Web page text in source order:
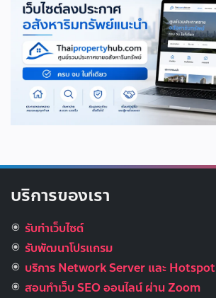
บริการของเรา
รับทำเว็บไซต์
รับพัฒนาโปรแกรม
บริการ Network Server และ Hotspot
สอนทำเว็บ SEO ออนไลน์ ผ่าน Zoom